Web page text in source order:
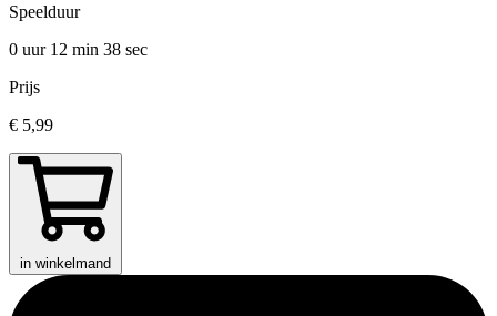
Speelduur
0 uur 12 min 38 sec
Prijs
€ 5,99
in winkelmand